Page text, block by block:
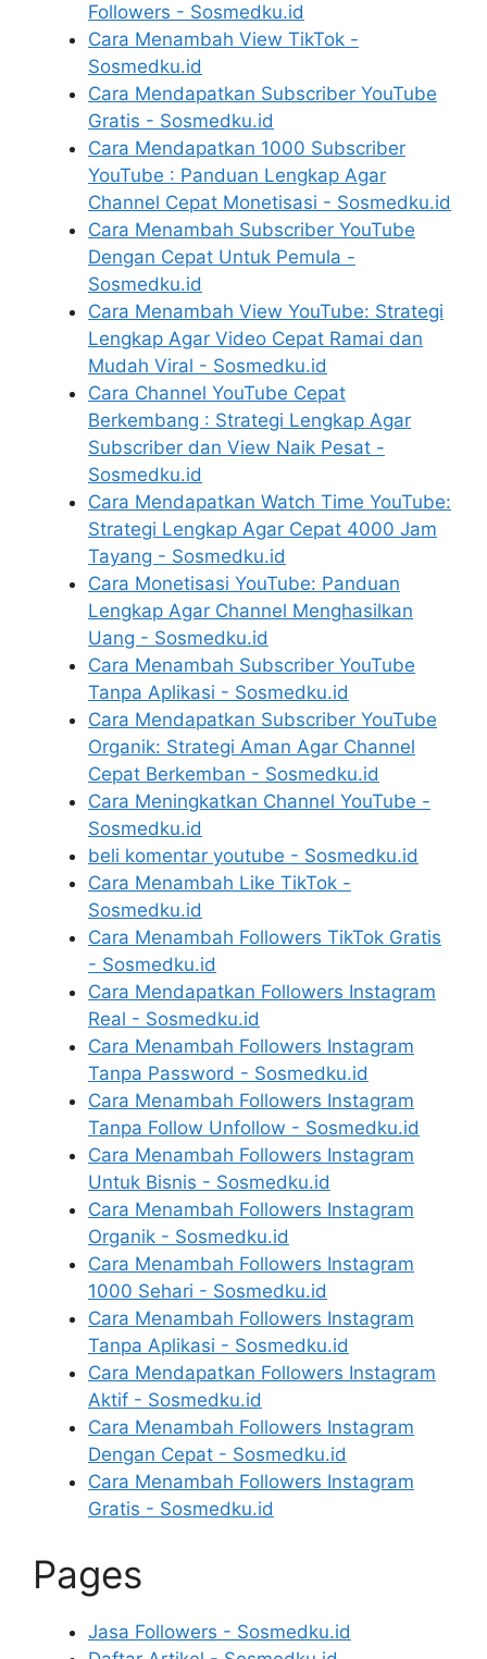
Followers - Sosmedku.id
Cara Menambah View TikTok -
Sosmedku.id
Cara Mendapatkan Subscriber YouTube
Gratis - Sosmedku.id
Cara Mendapatkan 1000 Subscriber
YouTube : Panduan Lengkap Agar
Channel Cepat Monetisasi - Sosmedku.id
Cara Menambah Subscriber YouTube
Dengan Cepat Untuk Pemula -
Sosmedku.id
Cara Menambah View YouTube: Strategi
Lengkap Agar Video Cepat Ramai dan
Mudah Viral - Sosmedku.id
Cara Channel YouTube Cepat
Berkembang : Strategi Lengkap Agar
Subscriber dan View Naik Pesat -
Sosmedku.id
Cara Mendapatkan Watch Time YouTube:
Strategi Lengkap Agar Cepat 4000 Jam
Tayang - Sosmedku.id
Cara Monetisasi YouTube: Panduan
Lengkap Agar Channel Menghasilkan
Uang - Sosmedku.id
Cara Menambah Subscriber YouTube
Tanpa Aplikasi - Sosmedku.id
Cara Mendapatkan Subscriber YouTube
Organik: Strategi Aman Agar Channel
Cepat Berkemban - Sosmedku.id
Cara Meningkatkan Channel YouTube -
Sosmedku.id
beli komentar youtube - Sosmedku.id
Cara Menambah Like TikTok -
Sosmedku.id
Cara Menambah Followers TikTok Gratis
- Sosmedku.id
Cara Mendapatkan Followers Instagram
Real - Sosmedku.id
Cara Menambah Followers Instagram
Tanpa Password - Sosmedku.id
Cara Menambah Followers Instagram
Tanpa Follow Unfollow - Sosmedku.id
Cara Menambah Followers Instagram
Untuk Bisnis - Sosmedku.id
Cara Menambah Followers Instagram
Organik - Sosmedku.id
Cara Menambah Followers Instagram
1000 Sehari - Sosmedku.id
Cara Menambah Followers Instagram
Tanpa Aplikasi - Sosmedku.id
Cara Mendapatkan Followers Instagram
Aktif - Sosmedku.id
Cara Menambah Followers Instagram
Dengan Cepat - Sosmedku.id
Cara Menambah Followers Instagram
Gratis - Sosmedku.id
Pages
Jasa Followers - Sosmedku.id